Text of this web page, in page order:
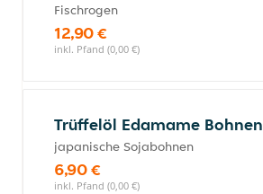
Fischrogen
12,90 €
inkl. Pfand (0,00 €)
Trüffelöl Edamame Bohnen
japanische Sojabohnen
6,90 €
inkl. Pfand (0,00 €)